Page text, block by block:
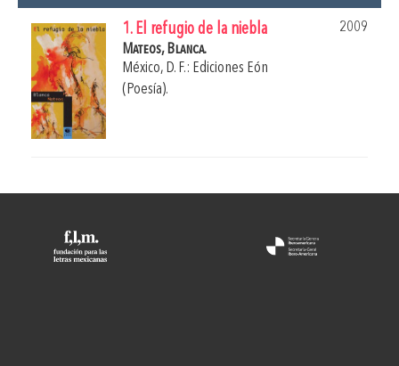
1. El refugio de la niebla
2009
Mateos, Blanca.
México, D. F.: Ediciones Eón
(Poesía).